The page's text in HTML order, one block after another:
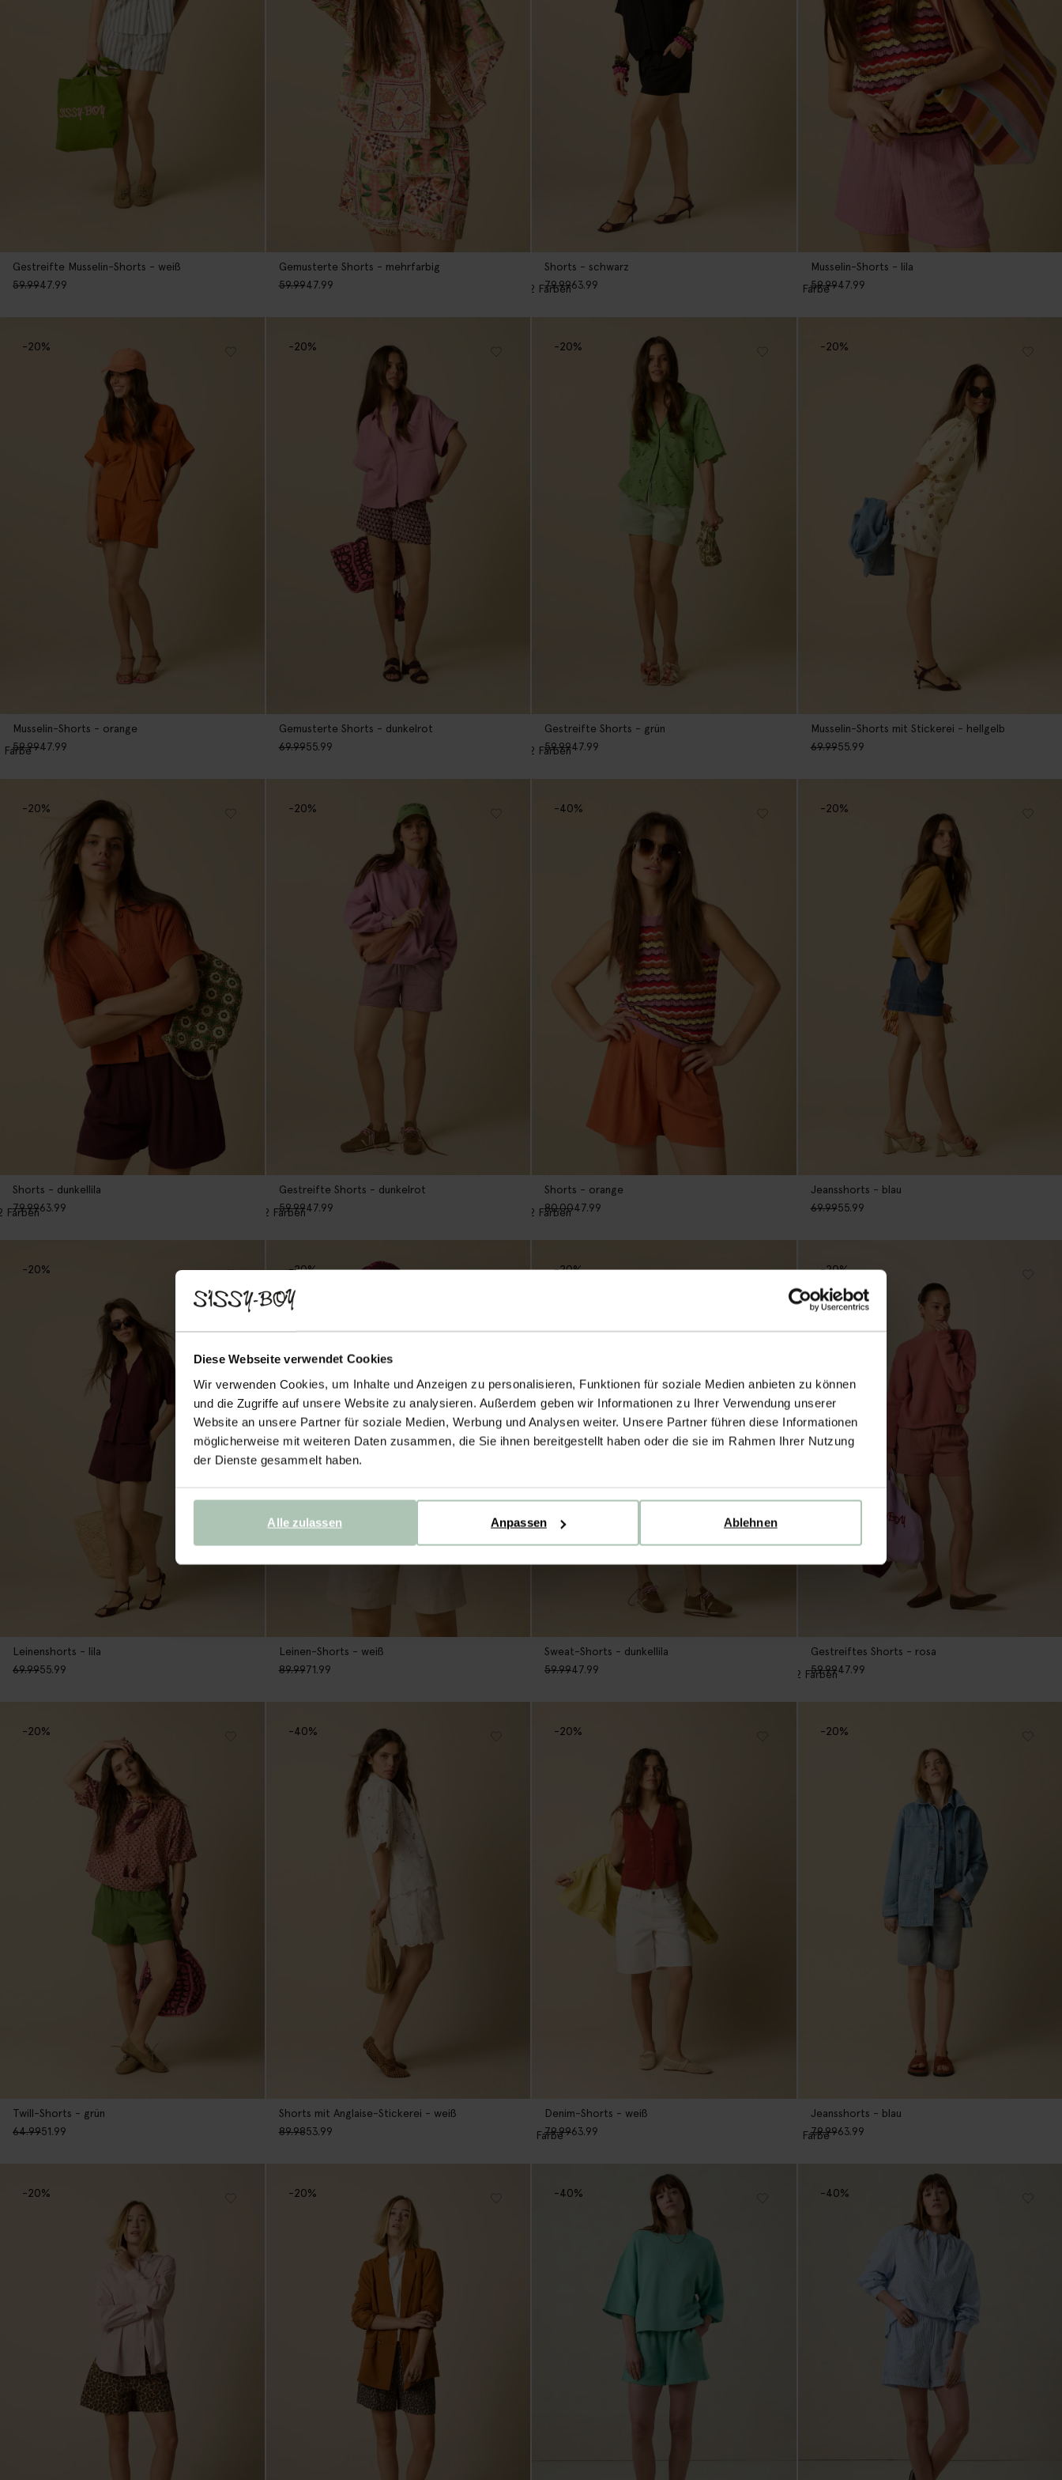
Diese Webseite verwendet Cookies
Wir verwenden Cookies, um Inhalte und Anzeigen zu personalisieren, Funktionen für soziale Medien anbieten zu können
und die Zugriffe auf unsere Website zu analysieren. Außerdem geben wir Informationen zu Ihrer Verwendung unserer
Website an unsere Partner für soziale Medien, Werbung und Analysen weiter. Unsere Partner führen diese Informationen
möglicherweise mit weiteren Daten zusammen, die Sie ihnen bereitgestellt haben oder die sie im Rahmen Ihrer Nutzung
der Dienste gesammelt haben.
Ablehnen
Anpassen
Alle zulassen
Gestreifte Musselin-Shorts - weiß
59.9947.99
Gemusterte Shorts - mehrfarbig
59.9947.99
Shorts - schwarz
79.9963.99
2 Farben
Musselin-Shorts - lila
59.9947.99
Farbe
Musselin-Shorts - orange
59.9947.99
-20%
Farbe
Gemusterte Shorts - dunkelrot
69.9955.99
-20%
Gestreifte Shorts - grün
59.9947.99
-20%
2 Farben
Musselin-Shorts mit Stickerei - hellgelb
69.9955.99
-20%
Shorts - dunkellila
79.9963.99
-20%
Farben
Gestreifte Shorts - dunkelrot
59.9947.99
-20%
2 Farben
Shorts - orange
80.0047.99
-40%
2 Farben
Jeansshorts - blau
69.9955.99
-20%
Leinenshorts - lila
69.9955.99
-20%
Leinen-Shorts - weiß
89.9971.99
-20%
Sweat-Shorts - dunkellila
59.9947.99
-20%
Gestreiftes Shorts - rosa
59.9947.99
-20%
2 Farben
Twill-Shorts - grün
64.9951.99
-20%
Shorts mit Anglaise-Stickerei - weiß
89.9853.99
-40%
Denim-Shorts - weiß
79.9963.99
-20%
Farbe
Jeansshorts - blau
79.9963.99
-20%
Farbe
-20% -20% -40% -40%